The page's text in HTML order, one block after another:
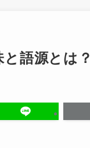
語源とは？